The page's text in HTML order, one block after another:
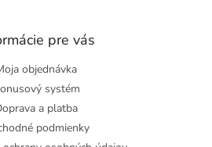
pre vás
objednávka
systém
a platba
podmienky